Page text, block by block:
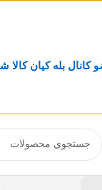
کانال بله کیان کالا